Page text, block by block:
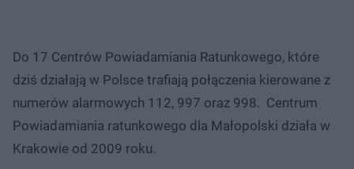
Do 17 Centrów Powiadamiania Ratunkowego, które
dziś działają w Polsce trafiają połączenia kierowane z
numerów alarmowych 112, 997 oraz 998. Centrum
Powiadamiania ratunkowego dla Małopolski działa w
Krakowie od 2009 roku.